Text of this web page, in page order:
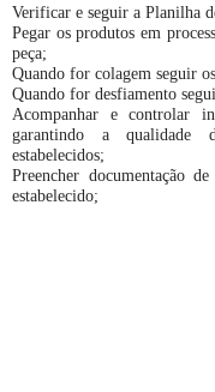
Verificar e seguir a Planilha
Pegar os produtos em
peça;
Quando for colagem seguir
Quando for desfiamento
Acompanhar e controlar
garantindo a qualidade
estabelecidos;
Preencher documentação
estabelecido;